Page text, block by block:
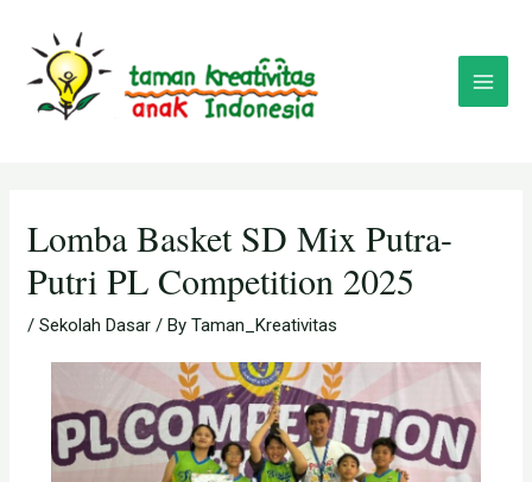
content
Menu
Lomba Basket SD Mix Putra-
Putri PL Competition 2025
/Sekolah Dasar / ByTaman_Kreativitas
navigation